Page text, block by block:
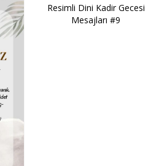
Resimli Dini Kadir Gecesi
Mesajları #9